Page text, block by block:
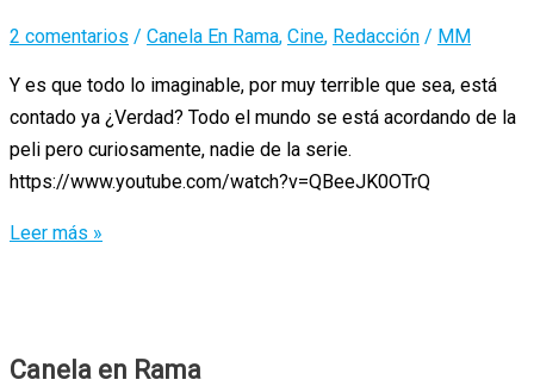
2 comentarios / Canela En Rama, Cine, Redacción / MM
Y es que todo lo imaginable, por muy terrible que sea, está
contado ya ¿Verdad? Todo el mundo se está acordando de la
peli pero curiosamente, nadie de la serie.
https://www.youtube.com/watch?v=QBeeJK0OTrQ
Adivina
qué
Leer más »
Canela en Rama